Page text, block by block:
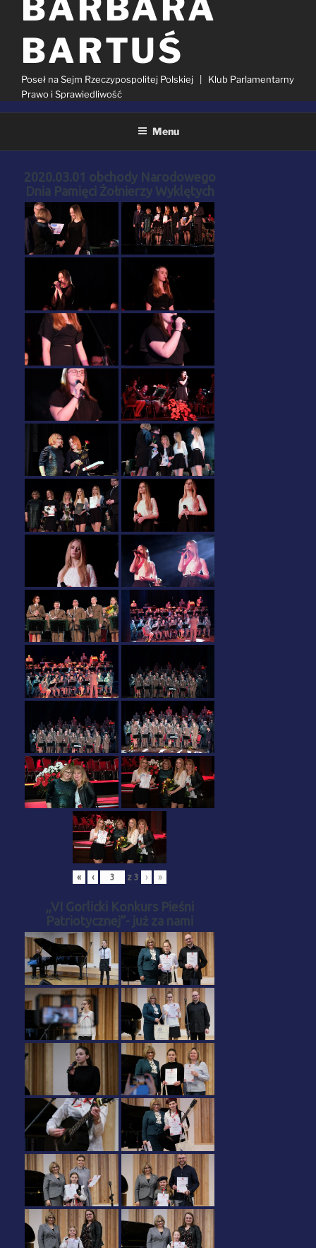
BARBARA
BARTUŚ
Poseł na Sejm Rzeczypospolitej Polskiej | Klub Parlamentarny
Prawo i Sprawiedliwość
Menu
2020.03.01 obchody Narodowego
Dnia Pamięci Żołnierzy Wyklętych
« ‹ z3 › »
,,VI Gorlicki Konkurs Pieśni
Patriotycznej”- już za nami
Szukaj: